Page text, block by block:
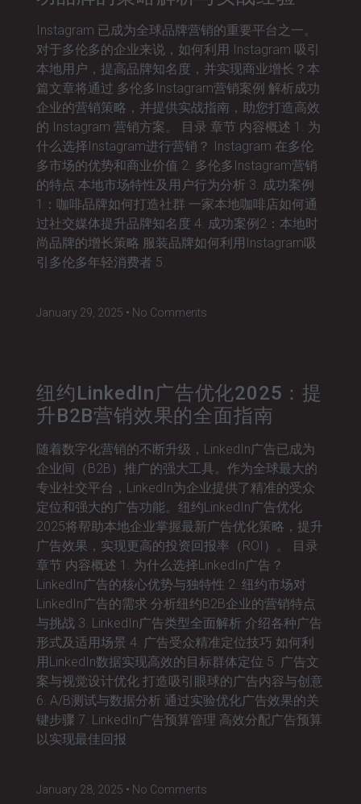
Instagram 已成为全球品牌营销的重要平台之一。
对于多伦多的企业来说，如何利用 Instagram 吸引
本地用户，提高品牌知名度，并实现商业增长？本
篇文章将通过 多伦多Instagram营销案例 解析成功
企业的营销策略，并提供实战指南，助您打造高效
的 Instagram 营销方案。 目录 章节 内容概述 1. 为
什么选择Instagram进行营销？ Instagram 在多伦
多市场的优势和商业价值 2. 多伦多Instagram营销
的特点 本地市场特性及用户行为分析 3. 成功案例
1：咖啡品牌如何打造社群 一家本地咖啡店如何通
过社交媒体提升品牌知名度 4. 成功案例2：本地时
尚品牌的增长策略 服装品牌如何利用Instagram吸
引多伦多年轻消费者 5.
January 29, 2025 No Comments
纽约LinkedIn广告优化2025：提
升B2B营销效果的全面指南
随着数字化营销的不断升级，LinkedIn广告已成为
企业间（B2B）推广的强大工具。作为全球最大的
专业社交平台，LinkedIn为企业提供了精准的受众
定位和强大的广告功能。纽约LinkedIn广告优化
2025将帮助本地企业掌握最新广告优化策略，提升
广告效果，实现更高的投资回报率（ROI）。 目录
章节 内容概述 1. 为什么选择LinkedIn广告？
LinkedIn广告的核心优势与独特性 2. 纽约市场对
LinkedIn广告的需求 分析纽约B2B企业的营销特点
与挑战 3. LinkedIn广告类型全面解析 介绍各种广告
形式及适用场景 4. 广告受众精准定位技巧 如何利
用LinkedIn数据实现高效的目标群体定位 5. 广告文
案与视觉设计优化 打造吸引眼球的广告内容与创意
6. A/B测试与数据分析 通过实验优化广告效果的关
键步骤 7. LinkedIn广告预算管理 高效分配广告预算
以实现最佳回报
January 28, 2025 No Comments